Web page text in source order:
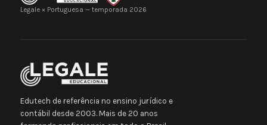
Legale × Portuguesa — temporada 2026
Edutech de referência no ensino jurídico e
contábil desde 2003. Mais de 20 anos